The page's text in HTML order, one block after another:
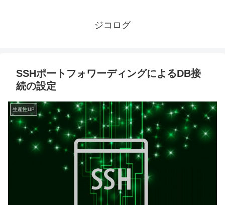
ジコログ
SSHポートフォワーディングによるDB接
続の設定
生産性UP